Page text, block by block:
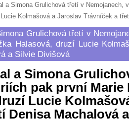
a Simona Grulichová třetí v
Kolmašová a Jaroslav Trávníček a
Grulichová třetí v
Halasová, druzí Lucie
a Silvie Divišová
a Simona
pak první Marie
Lucie
Denisa Machalová